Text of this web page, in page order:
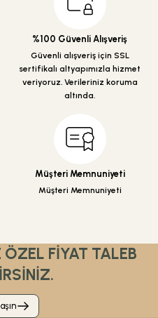
%100 Güvenli Alışveriş
Güvenli alışveriş için SSL
sertifikalı altyapımızla hizmet
veriyoruz. Verileriniz koruma
altında.
Müşteri Memnuniyeti
Müşteri Memnuniyeti
ÖZEL FİYAT TALEB